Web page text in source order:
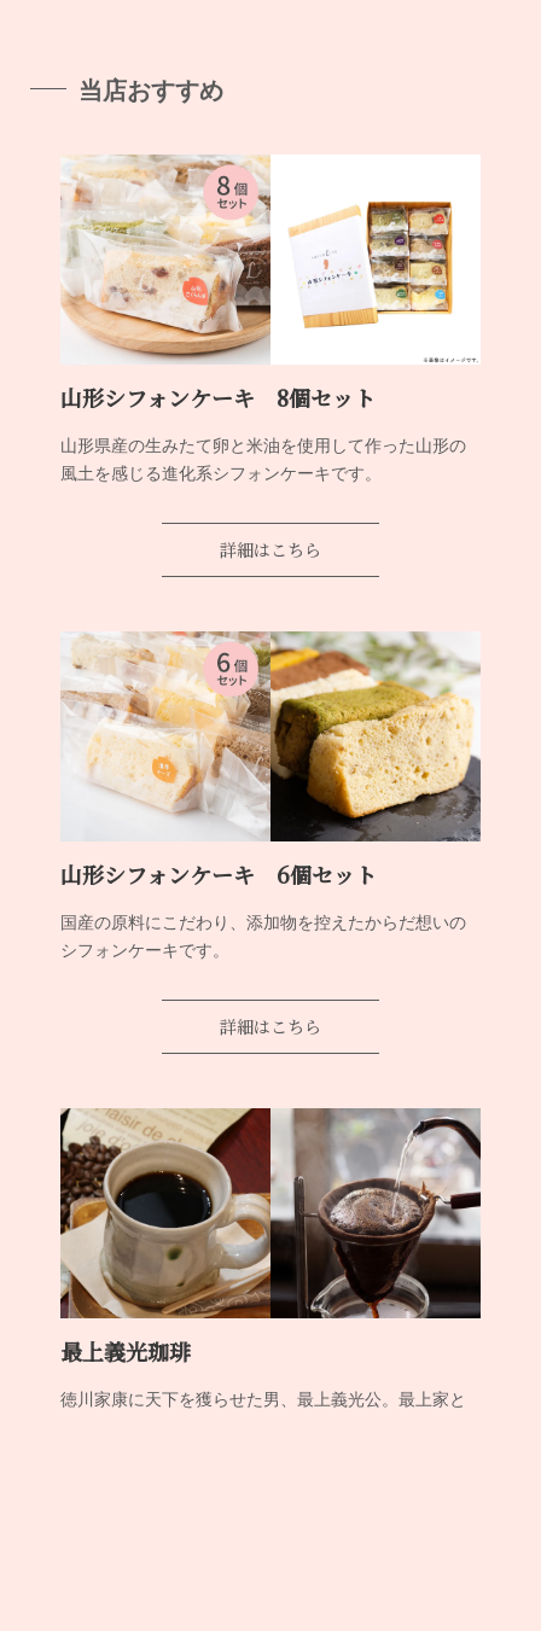
当店おすすめ
山形シフォンケーキ 8個セット
山形県産の生みたて卵と米油を使用して作った山形の
風土を感じる進化系シフォンケーキです。
詳細はこちら
山形シフォンケーキ 6個セット
国産の原料にこだわり、添加物を控えたからだ想いの
シフォンケーキです。
詳細はこちら
最上義光珈琲
徳川家康に天下を獲らせた男、最上義光公。最上家と